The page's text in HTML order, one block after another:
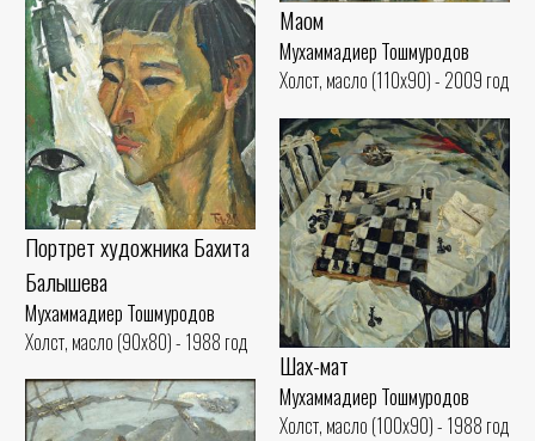
Мақом
Мухаммадиер Тошмуродов
Холст, масло (110x90) - 2009 год
Портрет художника Бахита
Балышева
Мухаммадиер Тошмуродов
Холст, масло (90x80) - 1988 год
Шах-мат
Мухаммадиер Тошмуродов
Холст, масло (100x90) - 1988 год